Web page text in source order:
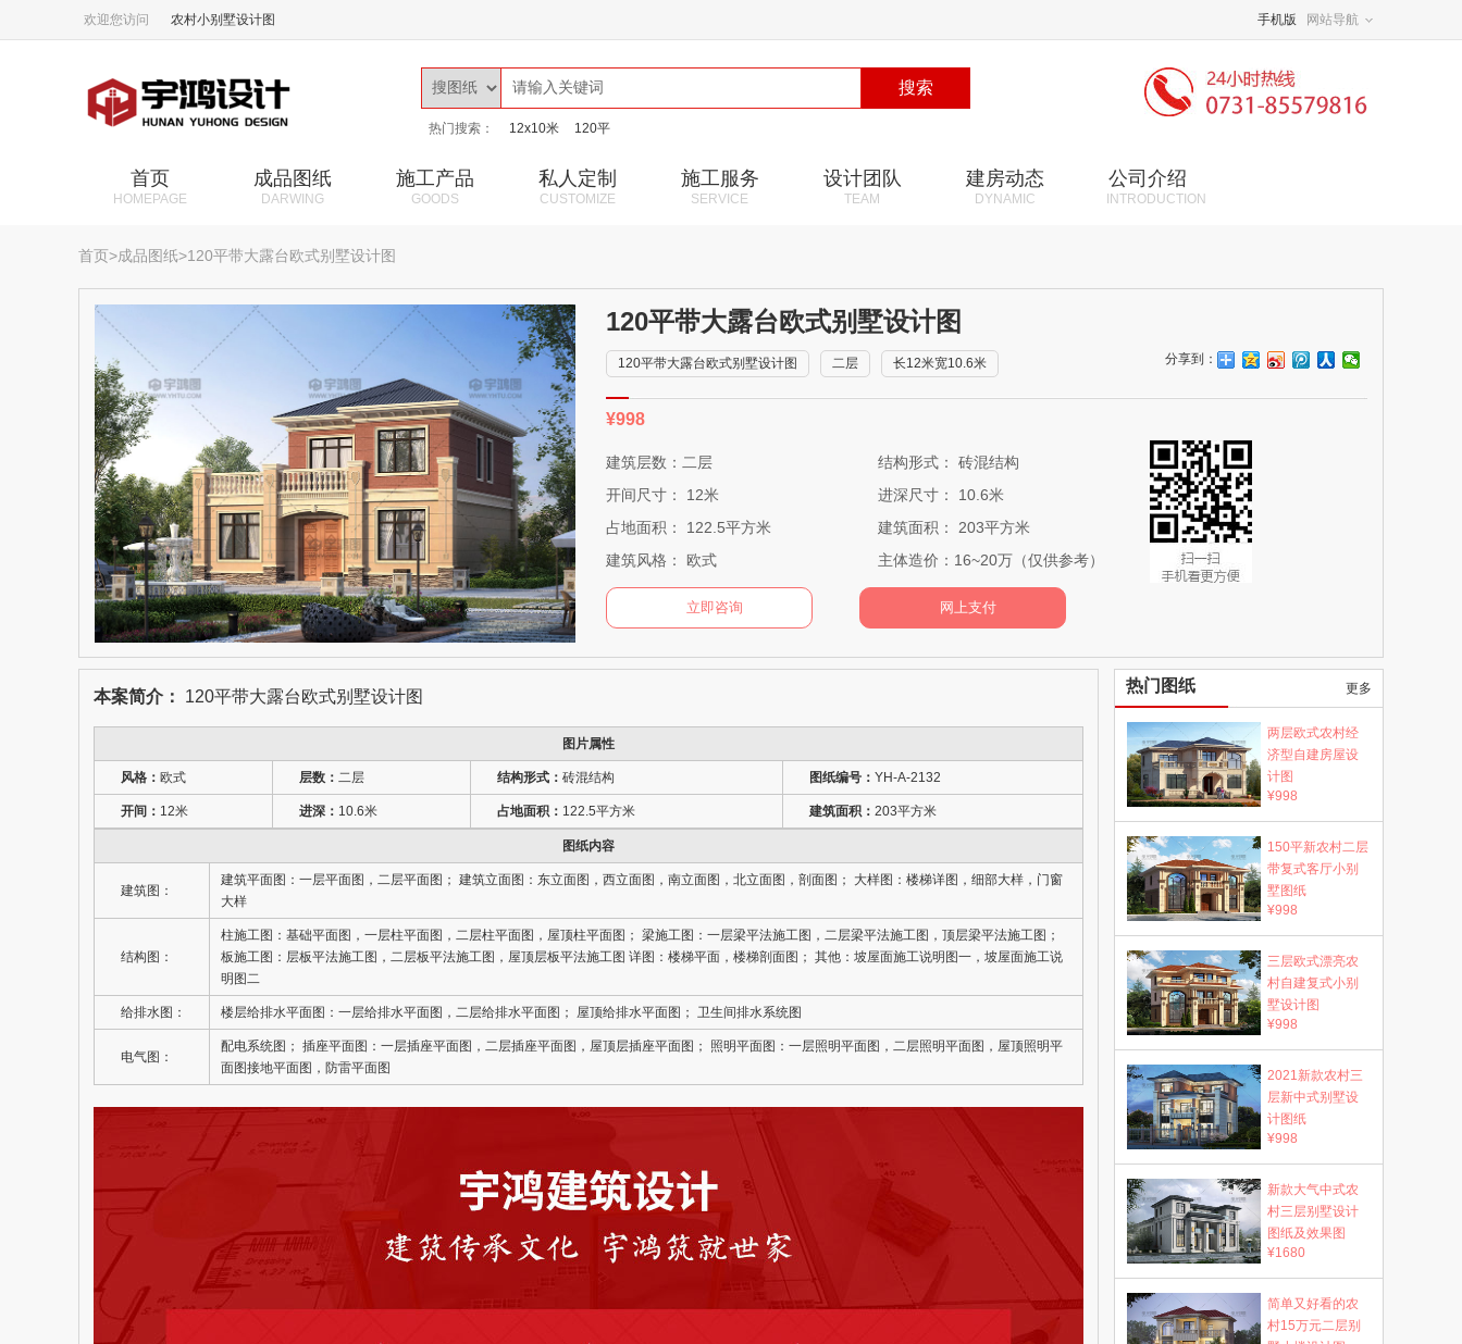
欢迎您访问 农村小别墅设计图 手机版 网站导航
搜索
热门搜索： 12x10米 120平
首页
HOMEPAGE
成品图纸
DARWING
施工产品
GOODS
私人定制
CUSTOMIZE
施工服务
SERVICE
设计团队
TEAM
建房动态
DYNAMIC
公司介绍
INTRODUCTION
首页>成品图纸>120平带大露台欧式别墅设计图
120平带大露台欧式别墅设计图
120平带大露台欧式别墅设计图 二层 长12米宽10.6米 分享到：
¥998
建筑层数：二层
结构形式： 砖混结构
开间尺寸： 12米
进深尺寸： 10.6米
占地面积： 122.5平方米
建筑面积： 203平方米
建筑风格： 欧式
主体造价：16~20万（仅供参考）
本案简介： 120平带大露台欧式别墅设计图
图片属性
风格： 欧式 层数： 二层 结构形式： 砖混结构 图纸编号： YH-A-2132
开间： 12米 进深： 10.6米 占地面积： 122.5平方米 建筑面积： 203平方米
图纸内容
建筑图：
建筑平面图：一层平面图，二层平面图； 建筑立面图：东立面图，西立面图，南立面图，北立面图，剖面图； 大样图：楼梯详图，细部大样，门窗
大样
结构图：
柱施工图：基础平面图，一层柱平面图，二层柱平面图，屋顶柱平面图； 梁施工图：一层梁平法施工图，二层梁平法施工图，顶层梁平法施工图；
板施工图：层板平法施工图，二层板平法施工图，屋顶层板平法施工图 详图：楼梯平面，楼梯剖面图； 其他：坡屋面施工说明图一，坡屋面施工说
明图二
给排水图： 楼层给排水平面图：一层给排水平面图，二层给排水平面图； 屋顶给排水平面图； 卫生间排水系统图
电气图：
配电系统图； 插座平面图：一层插座平面图，二层插座平面图，屋顶层插座平面图； 照明平面图：一层照明平面图，二层照明平面图，屋顶照明平
面图接地平面图，防雷平面图
热门图纸 更多
两层欧式农村经
济型自建房屋设
计图
¥998
150平新农村二层
带复式客厅小别
墅图纸
¥998
三层欧式漂亮农
村自建复式小别
墅设计图
¥998
2021新款农村三
层新中式别墅设
计图纸
¥998
新款大气中式农
村三层别墅设计
图纸及效果图
¥1680
简单又好看的农
村15万元二层别